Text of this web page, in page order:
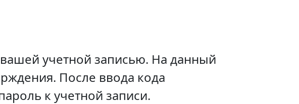
учетной записью. На данный
После ввода кода
к учетной записи.